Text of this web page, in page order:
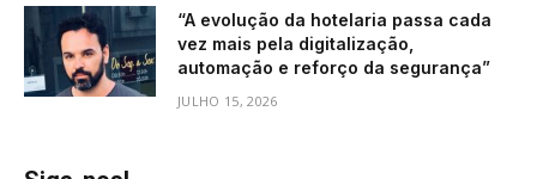
“A evolução da hotelaria passa cada
vez mais pela digitalização,
automação e reforço da segurança”
JULHO 15, 2026